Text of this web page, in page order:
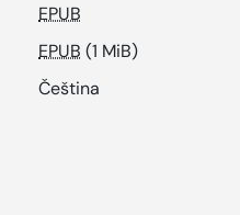
EPUB
EPUB (1 MiB)
Čeština